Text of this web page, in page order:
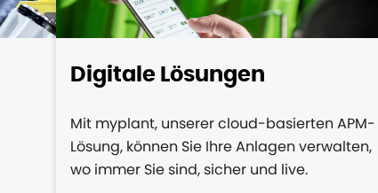
Digitale Lösungen
Mit myplant, unserer cloud-basierten APM-
Lösung, können Sie Ihre Anlagen verwalten,
wo immer Sie sind, sicher und live.